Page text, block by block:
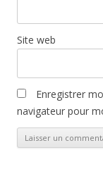
Site web
Enregistrer
navigateur pour